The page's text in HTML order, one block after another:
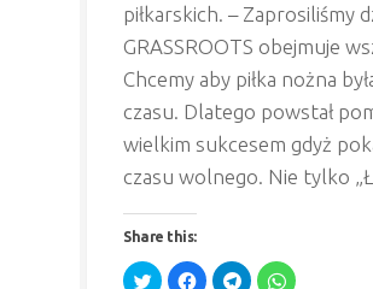
piłkarskich. – Zaprosiliśmy
GRASSROOTS obejmuje
Chcemy aby piłka nożna
czasu. Dlatego powstał
wielkim sukcesem gdyż
czasu wolnego. Nie tylko
Share this:
Click Click Click Click